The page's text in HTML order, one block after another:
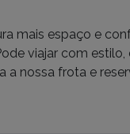
mais espaço e
viajar com
a nossa frota e